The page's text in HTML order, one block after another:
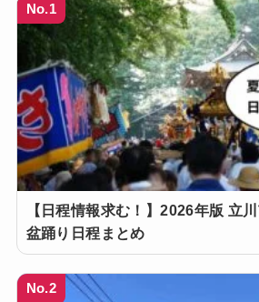
No.1
【日程情報求む！】2026年版 立
盆踊り日程まとめ
No.2